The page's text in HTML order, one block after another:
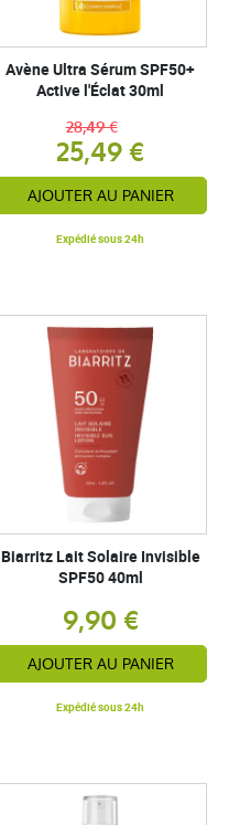
Avène Ultra Sérum SPF50+
Active l'Éclat 30ml
25,49 €
28,49 €
AJOUTER AU PANIER
Expédié sous 24h
Biarritz Lait Solaire Invisible
SPF50 40ml
9,90 €
AJOUTER AU PANIER
Expédié sous 24h